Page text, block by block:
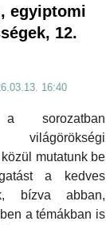
egyiptomi
12.
16:40
sorozatban
világörökségi
mutatunk be
a kedves
bízva abban,
a témákban is